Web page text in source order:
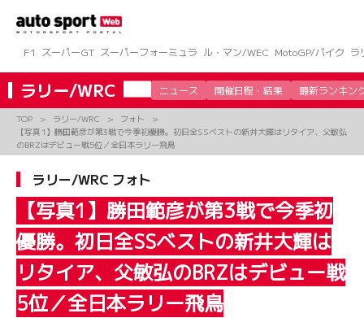
ツ
へ
ス
キ
F1 スーパーGT スーパーフォーミュラ ル・マン/WEC MotoGP/バイク ラ
ラリー/WRC ニュース 開催日程・結果 最新ランキン
TOP ラリー/WRC
フォト
【写真1】勝田範彦が第3戦で今季初優勝。初日全SSベストの新井大輝はリタイア、父敏弘
のBRZはデビュー戦5位／全日本ラリー飛鳥
ラリー/WRC フォト
【写真1】勝田範彦が第3戦で今季初
優勝。初日全SSベストの新井大輝は
リタイア、父敏弘のBRZはデビュー戦
5位／全日本ラリー飛鳥